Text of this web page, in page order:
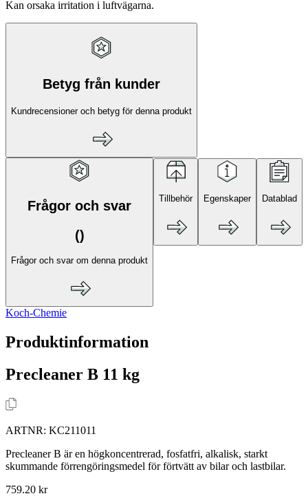
Kan orsaka irritation i luftvägarna.
Betyg från kunder
Kundrecensioner och betyg för denna produkt
Frågor och svar
()
Frågor och svar om denna produkt
Tillbehör Egenskaper Datablad
Koch-Chemie
Produktinformation
Precleaner B 11 kg
ARTNR: KC211011
Precleaner B är en högkoncentrerad, fosfatfri, alkalisk, starkt
skummande förrengöringsmedel för förtvätt av bilar och lastbilar.
759.20 kr